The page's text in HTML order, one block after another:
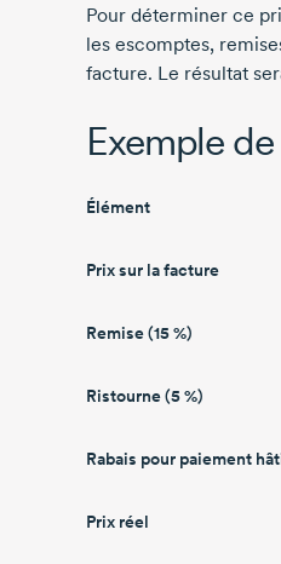
Pour déterminer ce
les escomptes,
facture. Le résultat
Exemple
Élément
Prix sur la facture
Remise (15 %)
Ristourne (5 %)
Rabais pour paiement
Prix réel